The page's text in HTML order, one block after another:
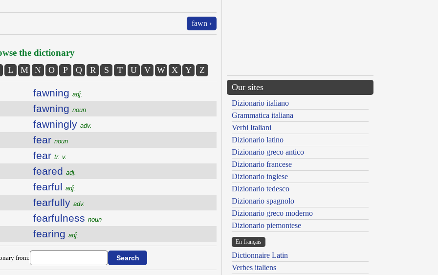
fawn ›
the dictionary
L M N O P Q R S T U V W X Y Z
fawning adj.
fawning noun
fawningly adv.
fear noun
fear tr. v.
feared adj.
fearful adj.
fearfully adv.
fearfulness noun
fearing adj.
from:
Our sites
Dizionario italiano
Grammatica italiana
Verbi Italiani
Dizionario latino
Dizionario greco antico
Dizionario francese
Dizionario inglese
Dizionario tedesco
Dizionario spagnolo
Dizionario greco moderno
Dizionario piemontese
En français
Dictionnaire Latin
Verbes italiens